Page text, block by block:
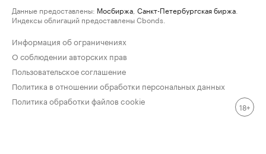
Данные предоставлены: Мосбиржа Санкт-Петербургская биржа
Индексы облигаций предоставлены Cbonds.
Информация об ограничениях
О соблюдении авторских прав
Пользовательское соглашение
Политика в отношении обработки персональных данных
Политика обработки файлов cookie
18+